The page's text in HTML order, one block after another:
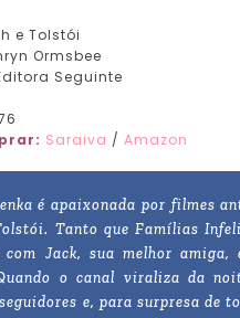
e Tolstói
Ormsbee
Seguinte
Saraiva / Amazon
é apaixonada por filmes
Tanto que Famílias
com Jack, sua melhor
o canal viraliza da
e, para surpresa de